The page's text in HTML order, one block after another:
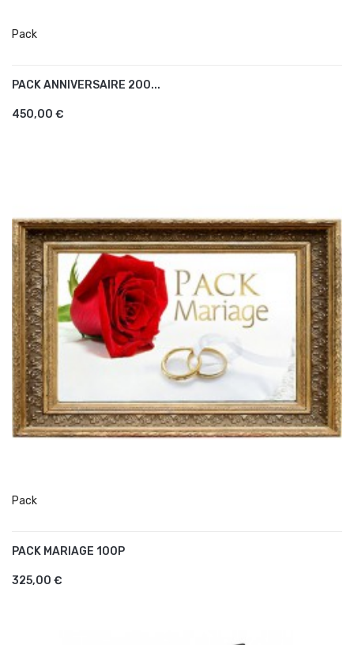
Pack
PACK ANNIVERSAIRE 200...
450,00 €
Pack
PACK MARIAGE 100P
325,00 €